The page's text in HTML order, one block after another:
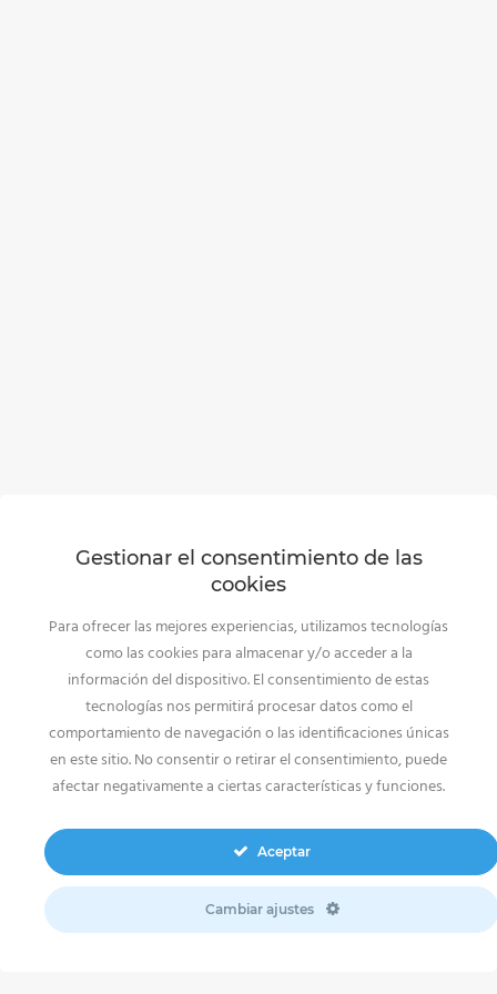
Gestionar el consentimiento de las
cookies
Para ofrecer las mejores experiencias, utilizamos tecnologías
como las cookies para almacenar y/o acceder a la
información del dispositivo. El consentimiento de estas
tecnologías nos permitirá procesar datos como el
comportamiento de navegación o las identificaciones únicas
en este sitio. No consentir o retirar el consentimiento, puede
afectar negativamente a ciertas características y funciones.
Aceptar
Cambiar ajustes